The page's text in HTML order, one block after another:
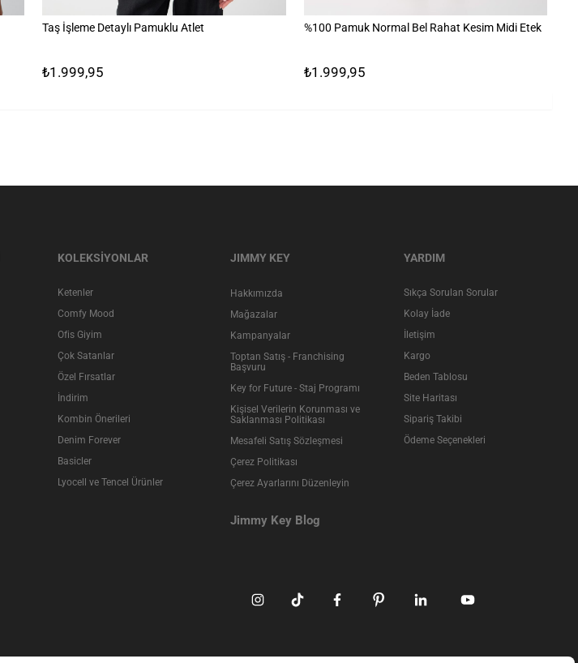
Taş İşleme Detaylı Pamuklu Atlet
₺1.999,95
%100 Pamuk Normal Bel Rahat Kesim Midi Etek
₺1.999,95
KOLEKSİYONLAR
Ketenler
Comfy Mood
Ofis Giyim
Çok Satanlar
Özel Fırsatlar
İndirim
Kombin Önerileri
Denim Forever
Basicler
Lyocell ve Tencel Ürünler
JIMMY KEY
Hakkımızda
Mağazalar
Kampanyalar
Toptan Satış - Franchising
Başvuru
Key for Future - Staj Programı
Kişisel Verilerin Korunması ve
Saklanması Politikası
Mesafeli Satış Sözleşmesi
Çerez Politikası
Çerez Ayarlarını Düzenleyin
Jimmy Key Blog
YARDIM
Sıkça Sorulan Sorular
Kolay İade
İletişim
Kargo
Beden Tablosu
Site Haritası
Sipariş Takibi
Ödeme Seçenekleri